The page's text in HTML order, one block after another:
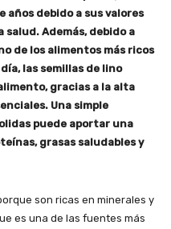
años debido a sus valores
Además, debido a
de los alimentos más ricos
las semillas de lino
gracias a la alta
Una simple
puede aportar una
grasas saludables y
son ricas en minerales y
es una de las fuentes más